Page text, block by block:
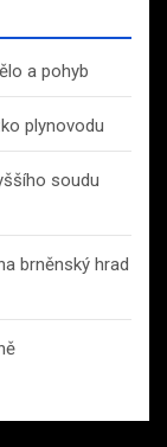
a pohyb
plynovodu
soudu
brněnský hrad